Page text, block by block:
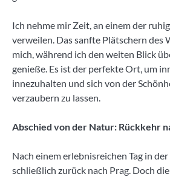
Ich nehme mir Zeit, an einem der
verweilen. Das sanfte Plätschern des
mich, während ich den weiten Blick
genieße. Es ist der perfekte Ort, um
innezuhalten und sich von der
verzaubern zu lassen.
Abschied von der Natur: Rückkehr
Nach einem erlebnisreichen Tag in
schließlich zurück nach Prag. Doch